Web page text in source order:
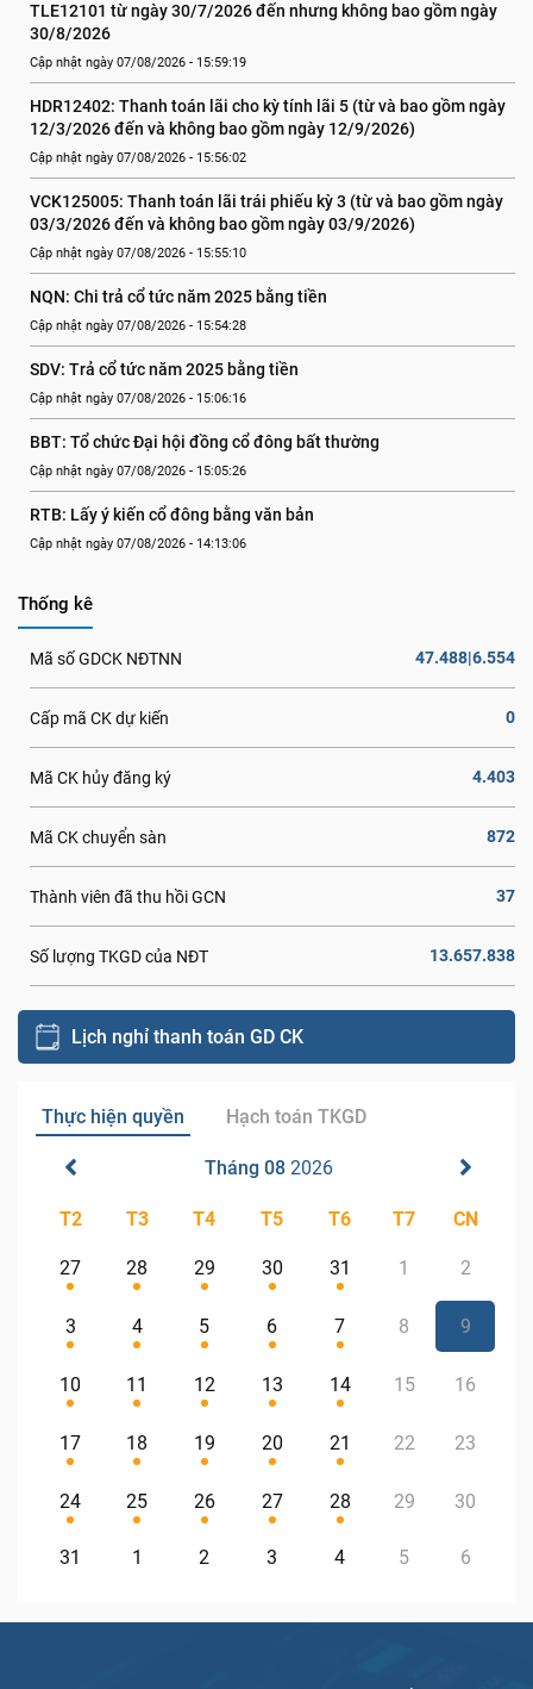
TLE12101 từ ngày 30/7/2026 đến nhưng không bao gồm ngày
30/8/2026
Cập nhật ngày 07/08/2026 - 15:59:19
HDR12402: Thanh toán lãi cho kỳ tính lãi 5 (từ và bao gồm ngày
12/3/2026 đến và không bao gồm ngày 12/9/2026)
Cập nhật ngày 07/08/2026 - 15:56:02
VCK125005: Thanh toán lãi trái phiếu kỳ 3 (từ và bao gồm ngày
03/3/2026 đến và không bao gồm ngày 03/9/2026)
Cập nhật ngày 07/08/2026 - 15:55:10
NQN: Chi trả cổ tức năm 2025 bằng tiền
Cập nhật ngày 07/08/2026 - 15:54:28
SDV: Trả cổ tức năm 2025 bằng tiền
Cập nhật ngày 07/08/2026 - 15:06:16
BBT: Tổ chức Đại hội đồng cổ đông bất thường
Cập nhật ngày 07/08/2026 - 15:05:26
RTB: Lấy ý kiến cổ đông bằng văn bản
Cập nhật ngày 07/08/2026 - 14:13:06
Thống kê
Mã số GDCK NĐTNN 47.488|6.554
Cấp mã CK dự kiến 0
Mã CK hủy đăng ký 4.403
Mã CK chuyển sàn 872
Thành viên đã thu hồi GCN 37
Số lượng TKGD của NĐT 13.657.838
Lịch nghỉ thanh toán GD CK
Thực hiện quyền Hạch toán TKGD
Tháng 08 2026
T2 T3 T4 T5 T6 T7 CN
27 28 29 30 31 1 2
3 4 5 6 7 8 9
10 11 12 13 14 15 16
17 18 19 20 21 22 23
24 25 26 27 28 29 30
31 1 2 3 4 5 6